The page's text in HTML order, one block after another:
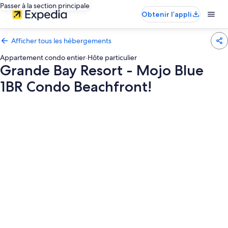
Passer à la section principale
Obtenir l’appli
Afficher tous les hébergements
Appartement condo entier·Hôte particulier
Grande Bay Resort - Mojo Blue
1BR Condo Beachfront!